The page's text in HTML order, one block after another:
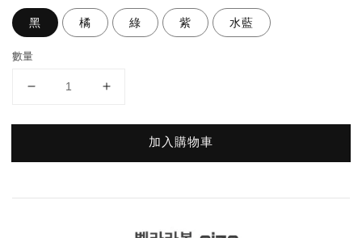
黑 橘 綠 紫 水藍
數量
加入購物車